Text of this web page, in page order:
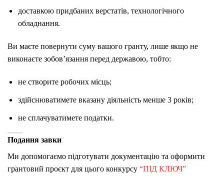
доставкою придбаних верстатів, технологічного
обладнання.
Ви маєте повернути суму вашого гранту, лише якщо не
виконаєте зобов’язання перед державою, тобто:
не створите робочих місць;
здійснюватимете вказану діяльність менше 3 років;
не сплачуватимете податки.
Подання завки
Ми допомогаємо підготувати документацію та оформити
грантовий проєкт для цього конкурсу “ПІД КЛЮЧ”